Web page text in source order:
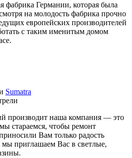
фабрика Германии, которая была
на молодость фабрика прочно
европейских производителей
с таким именитым домом
Sumatra
производит наша компания — это
стараемся, чтобы ремонт
Вам только радость
приглашаем Вас в светлые,